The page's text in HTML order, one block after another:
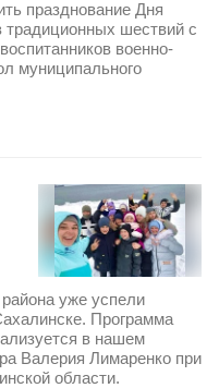
празднование Дня
шествий с
военно-
муниципального
уже успели
Программа
в нашем
Валерия Лимаренко при
области.